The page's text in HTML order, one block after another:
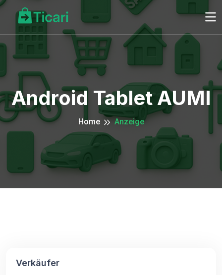
Android Tablet AUMI
Home Anzeige
Verkäufer